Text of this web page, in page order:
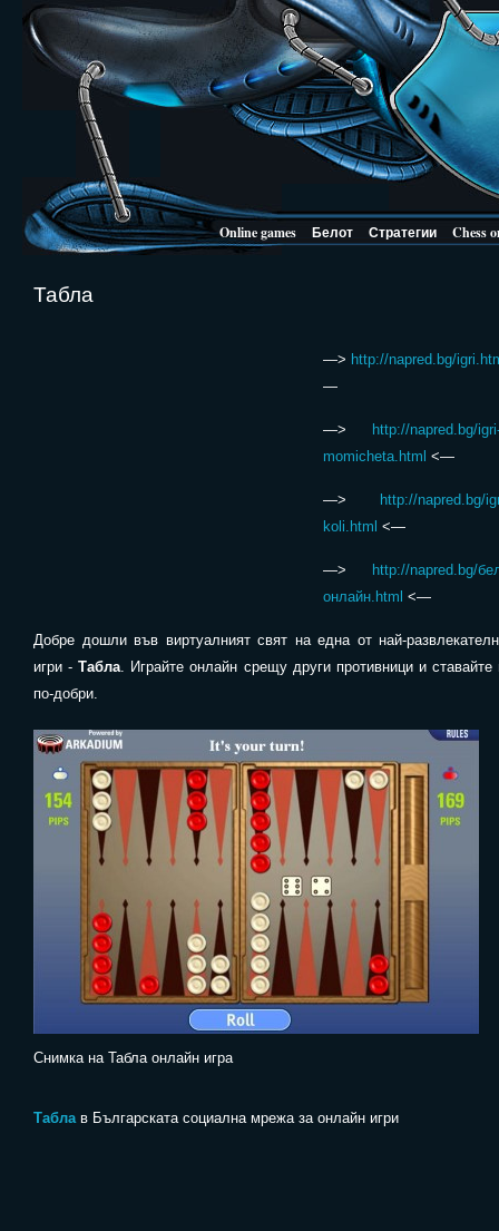
Online games Белот Стратегии Chess
Табла
—> http://napred.bg/
—
—>
http://napred.bg/
momicheta.html <—
—>
http://napred.bg/
koli.html <—
—>
http://napred.bg/
онлайн.html <—
Добре дошли във виртуалният свят на една от най-
игри -Табла. Играйте онлайн срещу други противници и ставайте
по-добри.
Снимка на Табла онлайн игра
Таблав Българската социална мрежа за онлайн игри